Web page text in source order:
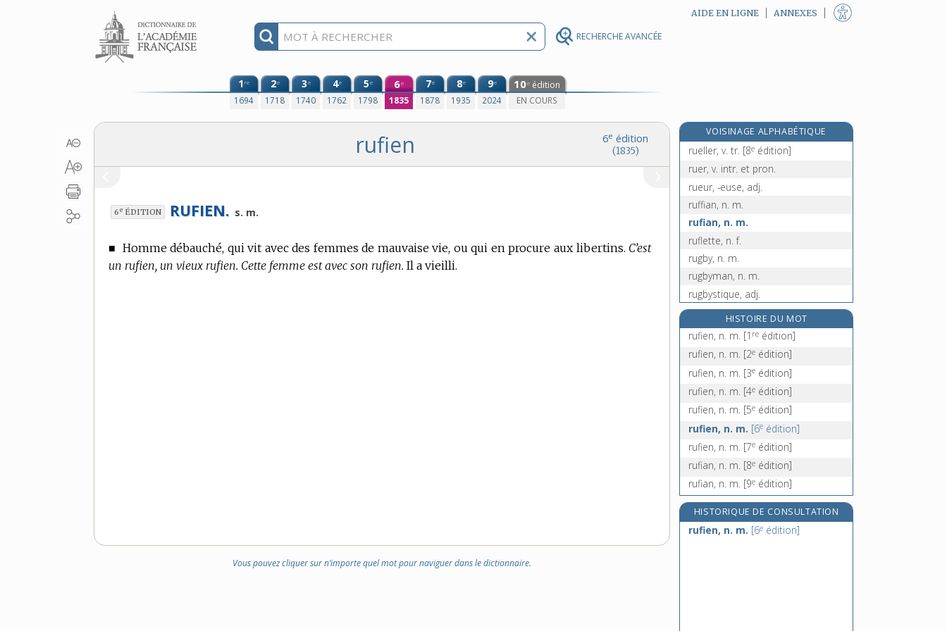
RECHERCHE AVANCÉE
Aller au contenu AIDE EN LIGNE ANNEXES
1re
1694
2e
1718
3e
1740
4e
1762
5e
1798
6e
1835
7e
1878
8e
1935
9e
2024
10e édition
EN COURS
6e édition
(1835)
rufien
6e ÉDITION RUFIEN. s. m.
■ Homme débauché, qui vit avec des femmes de mauvaise vie, ou qui en procure aux libertins. C’est
un rufien, un vieux rufien. Cette femme est avec son rufien. Il a vieilli.
Vous pouvez cliquer sur n’importe quel mot pour naviguer dans le dictionnaire.
VOISINAGE ALPHABÉTIQUE
ruelle, n. f.
rueller, v. tr. [8e édition]
ruer, v. intr. et pron.
rueur, -euse, adj.
ruffian, n. m.
rufian, n. m.
ruflette, n. f.
rugby, n. m.
rugbyman, n. m.
rugbystique, adj.
rugine, n. f.
ruginer, v. tr.
rugir, v. intr.
HISTOIRE DU MOT
rufien, n. m. [1 re édition]
rufien, n. m. [2e édition]
rufien, n. m. [3e édition]
rufien, n. m. [4e édition]
rufien, n. m. [5e édition]
rufien, n. m. [6e édition]
rufien, n. m. [7e édition]
rufian, n. m. [8e édition]
rufian, n. m. [9e édition]
HISTORIQUE DE CONSULTATION
rufien, n. m. [6e édition]